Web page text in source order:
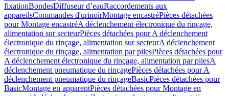
fixationBondesDiffuseur d’eauRaccordements aux
appareilsCommandes d'urinoirMontage encastréPièces détachées
pour Montage encastréA déclenchement électronique du rinçage,
alimentation sur secteurPièces détachées pour A déclenchement
électronique du rinçage, alimentation sur secteurA déclenchement
électronique du rinçage, alimentation par pilesPièces détachées pour
A déclenchement électronique du rinçage, alimentation par pilesA
déclenchement pneumatique du rinçagePièces détachées pour A
déclenchement pneumatique du rinçageBasicPièces détachées pour
BasicMontage en apparentPièces détachées pour Montage en